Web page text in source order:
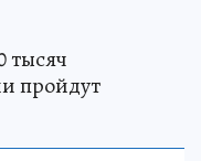
тысяч
пройдут